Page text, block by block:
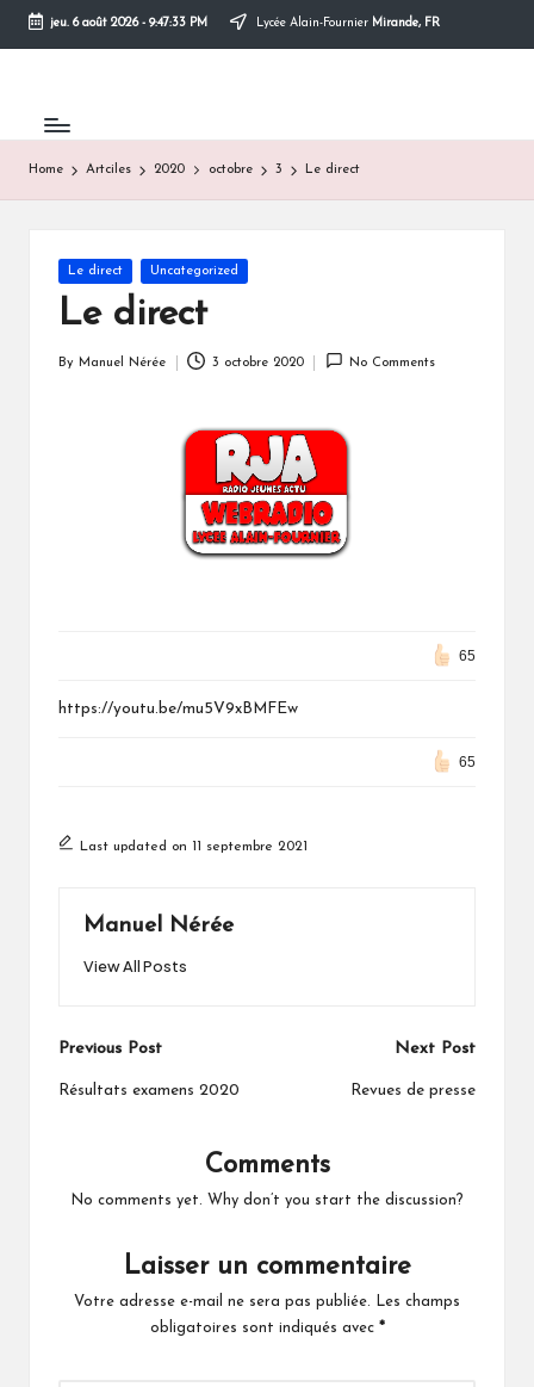
Skip
jeu. 6 août 2026- 9:47:33 PM Lycée Alain-Fournier Mirande, FR
Home Artciles 2020 octobre 3 Le direct
Posted
in
Le direct Uncategorized
Le direct
By Manuel Nérée 3 octobre 2020 No Comments
65
https://youtu.be/mu5V9xBMFEw
65
Last updated on 11 septembre 2021
Manuel Nérée
View All Posts
Post
navigation
Previous Post
Résultats examens 2020
Next Post
Revues de presse
Comments
No comments yet. Why don’t you start the discussion?
Laisser un commentaire
Votre adresse e-mail ne sera pas publiée.
Les champs
obligatoires sont indiqués avec *